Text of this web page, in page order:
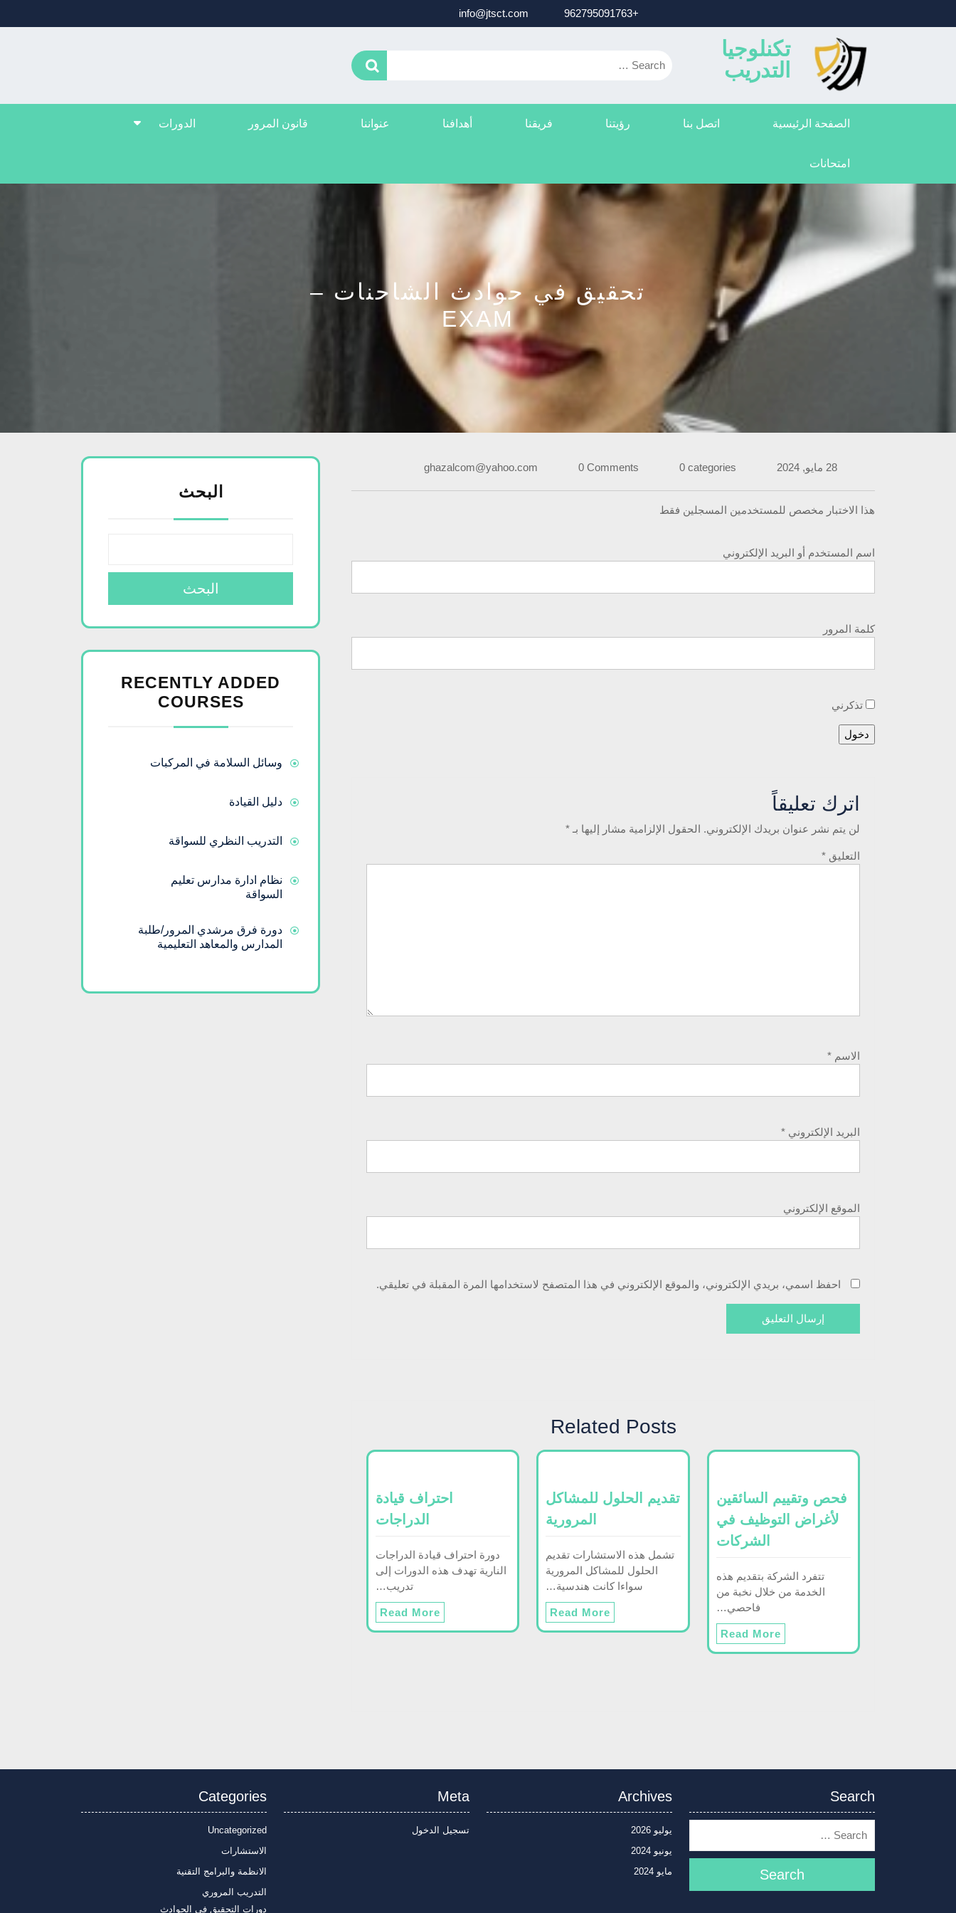
+962795091763
تكنلوجيا
التدريب
الصفحة الرئيسية اتصل بنا رؤيتنا فريقنا أهدافنا عنواننا قانون المرور الدورات
امتحانات
تحقيق في حوادث الشاحنات –
EXAM
28 مايو, 2024 ghazalcom@yahoo.com 0 Comments 0 categories
هذا الاختبار مخصص للمستخدمين المسجلين فقط
اسم المستخدم أو البريد الإلكتروني
كلمة المرور
تذكرني
اترك تعليقاً
لن يتم نشر عنوان بريدك الإلكتروني. الحقول الإلزامية مشار إليها بـ *
التعليق *
الاسم *
البريد الإلكتروني *
الموقع الإلكتروني
احفظ اسمي، بريدي الإلكتروني، والموقع الإلكتروني في هذا المتصفح لاستخدامها المرة المقبلة في تعليقي.
Related Posts
فحص وتقييم السائقين
لأغراض التوظيف في
الشركات
تتفرد الشركة بتقديم هذه
الخدمة من خلال نخبة من
فاحصي…
Read More
تقديم الحلول للمشاكل
المرورية
تشمل هذه الاستشارات تقديم
الحلول للمشاكل المرورية
سواءا كانت هندسية…
Read More
احتراف قيادة
الدراجات
دورة احتراف قيادة الدراجات
النارية تهدف هذه الدورات إلى
تدريب…
Read More
البحث
البحث
RECENTLY ADDED
COURSES
وسائل السلامة في المركبات
دليل القيادة
التدريب النظري للسواقة
نظام ادارة مدارس تعليم
السواقة
دورة فرق مرشدي المرور/طلبة
المدارس والمعاهد التعليمية
Search
Search
Archives
يوليو 2026
يونيو 2024
مايو 2024
Meta
تسجيل الدخول
Categories
Uncategorized
الاستشارات
الانظمة والبرامج التقنية
التدريب المروري
دورات التحقيق في الحوادث